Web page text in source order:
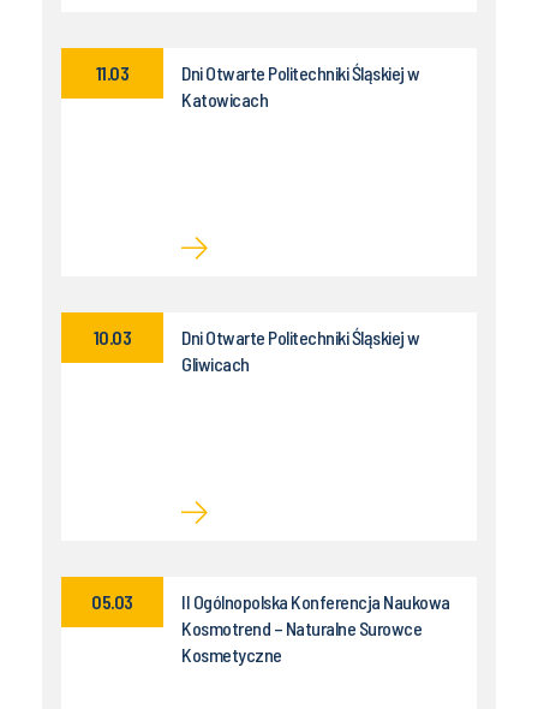
Dni Otwarte Politechniki Śląskiej w
Katowicach
11.03
Dni Otwarte Politechniki Śląskiej w
Gliwicach
10.03
II Ogólnopolska Konferencja Naukowa
Kosmotrend – Naturalne Surowce
Kosmetyczne
05.03